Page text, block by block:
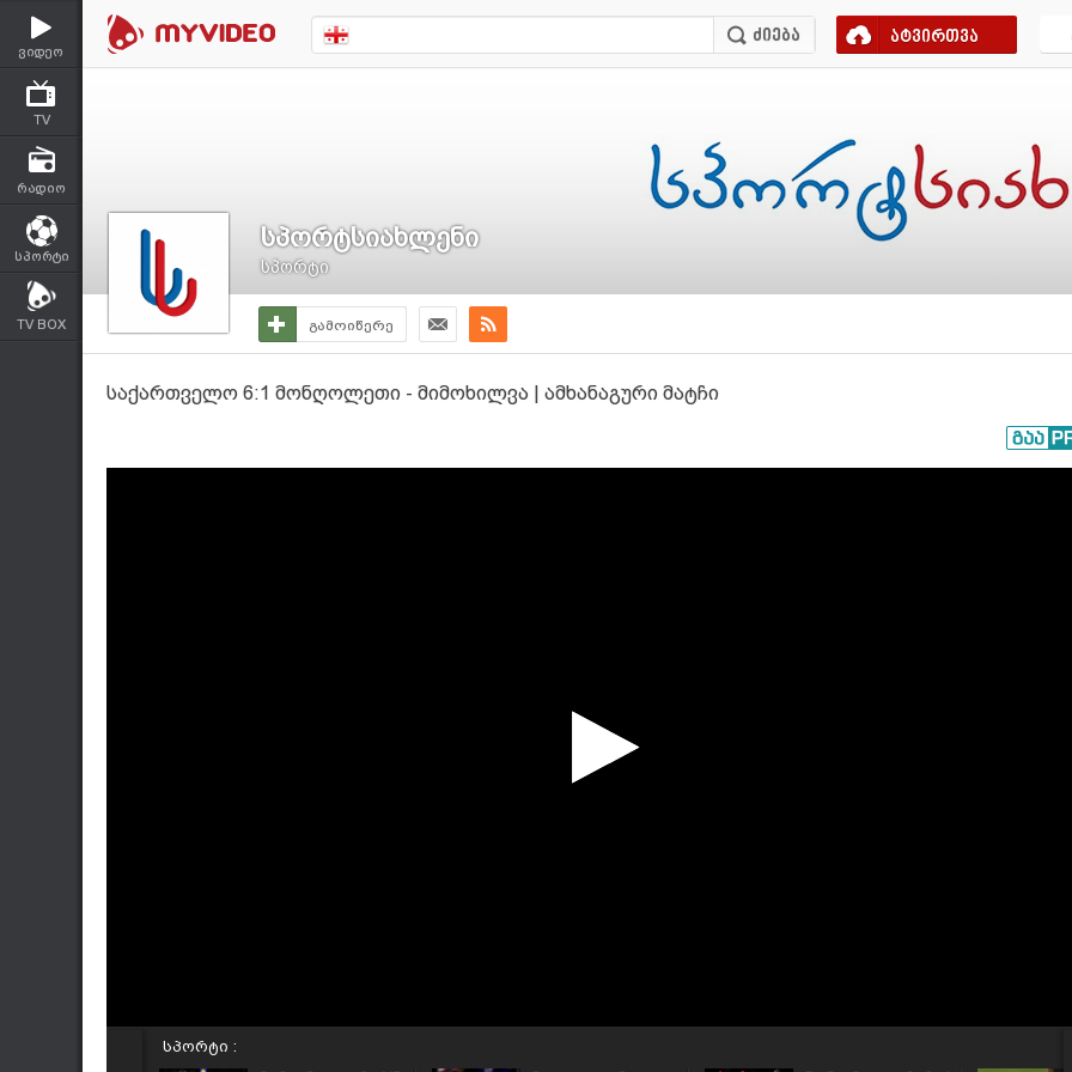
ვიდეო
TV
რადიო
სპორტი
TV BOX
ატვირთვა
სპორტსიახლენი
სპორტი
გამოიწერე
საქართველო 6:1 მონღოლეთი - მიმოხილვა | ამხანაგური მატჩი
სპორტი :